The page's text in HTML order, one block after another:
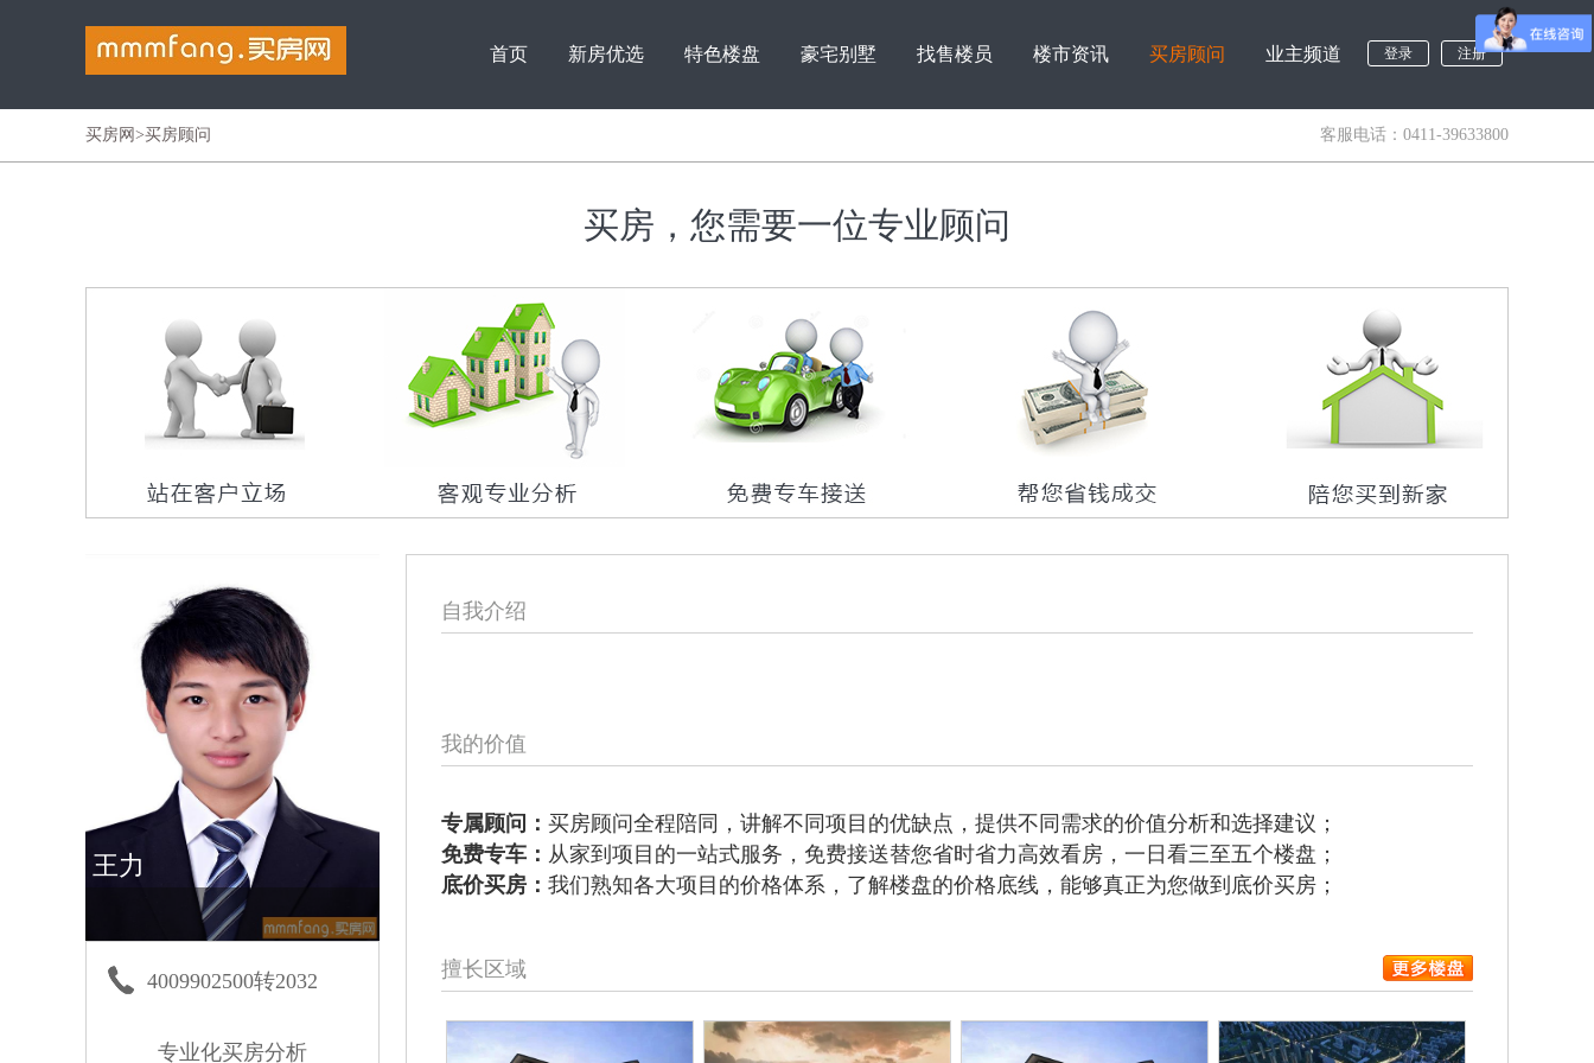
首页 新房优选 特色楼盘 豪宅别墅 找售楼员 楼市资讯 买房顾问 业主频道 登录 注册
买房网 >买房顾问 客服电话：0411-39633800
买房，您需要一位专业顾问
王力
4009902500转2032
专业化买房分析
自我介绍
我的价值
专属顾问： 买房顾问全程陪同，讲解不同项目的优缺点，提供不同需求的价值分析和选择建议；
免费专车： 从家到项目的一站式服务，免费接送替您省时省力高效看房，一日看三至五个楼盘；
底价买房： 我们熟知各大项目的价格体系，了解楼盘的价格底线，能够真正为您做到底价买房；
擅长区域